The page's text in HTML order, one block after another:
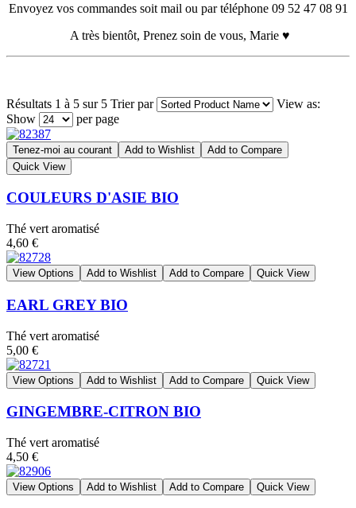
Envoyez vos commandes soit mail ou par téléphone 09 52 47 08 91
A très bientôt, Prenez soin de vous, Marie ♥
Résultats 1 à 5 sur 5 Trier par
View as:
Show
per page
Tenez-moi au courant Add to Wishlist
Add to Compare
Quick View
COULEURS D'ASIE BIO
Thé vert aromatisé
4,60 €
View Options Add to Wishlist Add to Compare Quick View
EARL GREY BIO
Thé vert aromatisé
5,00 €
View Options Add to Wishlist Add to Compare Quick View
GINGEMBRE-CITRON BIO
Thé vert aromatisé
4,50 €
View Options Add to Wishlist Add to Compare Quick View